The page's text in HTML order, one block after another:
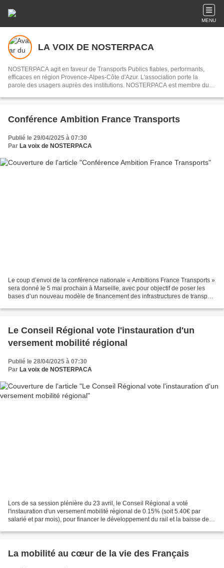
MENU
LA VOIX DE NOSTERPACA
NOSTERPACA agit en faveur de Transports Publics fiables, performants,
efficaces en région Provence-Alpes-Côte d'Azur. L'association porte la
parole des usagers auprès des institutions. NOSTERPACA est membre du
Conférence Ambition France Transports
Publié le 29/04/2025 à 07:30
Par La voix de NOSTERPACA
Le coup d’envoi de la conférence nationale « Ambitions France Transports »
sera donné le 5 mai prochain à Marseille, avec pour objectif de poser les
bases d’un nouveau modèle de financement des infrastructures de transport
Le Conseil Régional vote l'instauration d'un
versement mobilité régional
Publié le 28/04/2025 à 07:30
Par La voix de NOSTERPACA
Lors de sa session plénière du 23 avril, le Conseil Régional a voté
l'instauration d'un versement mobilité régional de 0.15% (soit 5.40€ par
salarié et par mois), pour financer le développement du rail et la baisse de
La mobilité au cœur de la vie des Français